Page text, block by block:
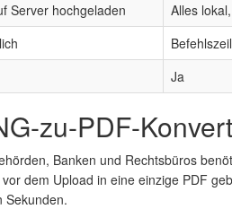
Server hochgeladen
Alles
Ja
zu-PDF-
Banken und Rechtsbüros
dem Upload in eine einzige PDF
Sekunden.